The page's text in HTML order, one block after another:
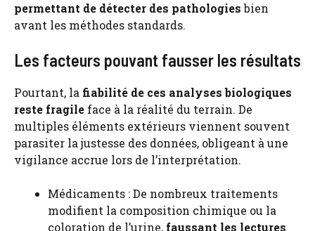
permettant de détecter des pathologiesbien
avant les méthodes standards.
Les facteurs pouvant fausser les résultats
Pourtant, la fiabilité de ces analyses biologiques
reste fragile face à la réalité du terrain. De
multiples éléments extérieurs viennent souvent
parasiter la justesse des données, obligeant à une
vigilance accrue lors de l’interprétation.
Médicaments : De nombreux traitements
modifient la composition chimique ou la
coloration de l’urine, faussant les lectures